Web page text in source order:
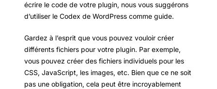
écrire le code de votre plugin, nous vous suggérons
d’utiliser le Codex de WordPress comme guide.
Gardez à l’esprit que vous pouvez vouloir créer
différents fichiers pour votre plugin. Par exemple,
vous pouvez créer des fichiers individuels pour les
CSS, JavaScript, les images, etc. Bien que ce ne soit
pas une obligation, cela peut être incroyablement